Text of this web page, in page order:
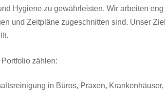
Hygiene zu gewährleisten. Wir arbeiten
und Zeitpläne zugeschnitten sind. Unser
zählen:
in Büros, Praxen,